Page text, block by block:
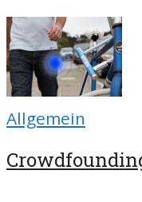
Allgemein